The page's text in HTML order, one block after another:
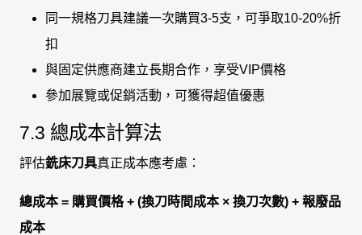
同一規格刀具建議一次購買3-5支，可爭取10-20%折
扣
與固定供應商建立長期合作，享受VIP價格
參加展覽或促銷活動，可獲得超值優惠
7.3 總成本計算法
評估銑床刀具真正成本應考慮：
總成本 = 購買價格 + (換刀時間成本 × 換刀次數) + 報廢品
成本